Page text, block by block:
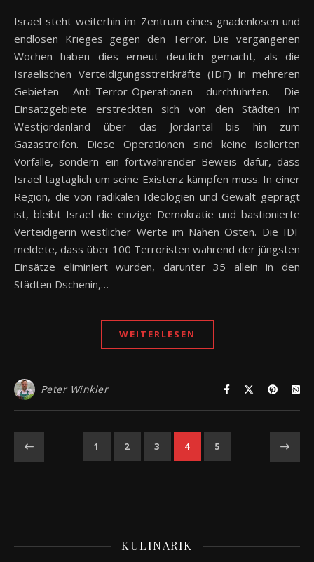
Israel steht weiterhin im Zentrum eines gnadenlosen und
endlosen Krieges gegen den Terror. Die vergangenen
Wochen haben dies erneut deutlich gemacht, als die
Israelischen Verteidigungsstreitkräfte (IDF) in mehreren
Gebieten Anti-Terror-Operationen durchführten. Die
Einsatzgebiete erstreckten sich von den Städten im
Westjordanland über das Jordantal bis hin zum
Gazastreifen. Diese Operationen sind keine isolierten
Vorfälle, sondern ein fortwährender Beweis dafür, dass
Israel tagtäglich um seine Existenz kämpfen muss. In einer
Region, die von radikalen Ideologien und Gewalt geprägt
ist, bleibt Israel die einzige Demokratie und bastionierte
Verteidigerin westlicher Werte im Nahen Osten. Die IDF
meldete, dass über 100 Terroristen während der jüngsten
Einsätze eliminiert wurden, darunter 35 allein in den
Städten Dschenin,…
WEITERLESEN
Peter Winkler
1 2 3 4 5
KULINARIK